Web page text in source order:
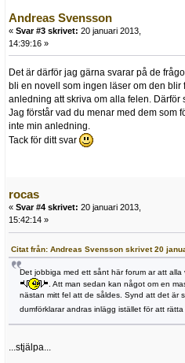
Andreas Svensson
« Svar #3 skrivet: 20 januari 2013,
14:39:16 »
Det är därför jag gärna svarar på de
bli en novell som ingen läser om den blir
anledning att skriva om alla felen. Därför
Jag förstår vad du menar med dem som
inte min anledning.
Tack för ditt svar
rocas
« Svar #4 skrivet: 20 januari 2013,
15:42:14 »
Citat från: Andreas Svensson skrivet 20
Det jobbiga med ett sånt här forum ar att alla
. Att man sedan kan något om en
nästan mitt fel att de såldes. Synd att det är
dumförklarar andras inlägg istället för att rätta
...stjälpa...